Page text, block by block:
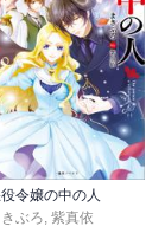
ついては非常に
かったが、取り
る。
う対応するのか
方向に転がった。
てあそこまで思
精神面での成長
令嬢の中の人
きぶろ, 紫真依